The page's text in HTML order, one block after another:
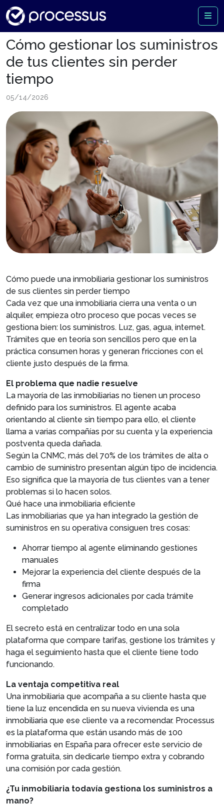
Cómo gestionar los suministros
de tus clientes sin perder
tiempo
05/14/2026
Cómo puede una inmobiliaria gestionar los suministros
de sus clientes sin perder tiempo
Cada vez que una inmobiliaria cierra una venta o un
alquiler, empieza otro proceso que pocas veces se
gestiona bien: los suministros. Luz, gas, agua, internet.
Trámites que en teoría son sencillos pero que en la
práctica consumen horas y generan fricciones con el
cliente justo después de la firma.
El problema que nadie resuelve
La mayoría de las inmobiliarias no tienen un proceso
definido para los suministros. El agente acaba
orientando al cliente sin tiempo para ello, el cliente
llama a varias compañías por su cuenta y la experiencia
postventa queda dañada.
Según la CNMC, más del 70% de los trámites de alta o
cambio de suministro presentan algún tipo de incidencia.
Eso significa que la mayoría de tus clientes van a tener
problemas si lo hacen solos.
Qué hace una inmobiliaria eficiente
Las inmobiliarias que ya han integrado la gestión de
suministros en su operativa consiguen tres cosas:
Ahorrar tiempo al agente eliminando gestiones
manuales
Mejorar la experiencia del cliente después de la
firma
Generar ingresos adicionales por cada trámite
completado
El secreto está en centralizar todo en una sola
plataforma que compare tarifas, gestione los trámites y
haga el seguimiento hasta que el cliente tiene todo
funcionando.
La ventaja competitiva real
Una inmobiliaria que acompaña a su cliente hasta que
tiene la luz encendida en su nueva vivienda es una
inmobiliaria que ese cliente va a recomendar. Processus
es la plataforma que están usando más de 100
inmobiliarias en España para ofrecer este servicio de
forma gratuita, sin dedicarle tiempo extra y cobrando
una comisión por cada gestión.
¿Tu inmobiliaria todavía gestiona los suministros a
mano?